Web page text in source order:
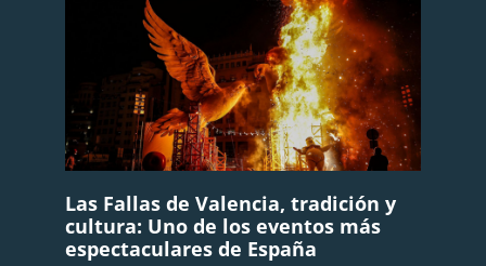
Las Fallas de Valencia, tradición y
cultura: Uno de los eventos más
espectaculares de España